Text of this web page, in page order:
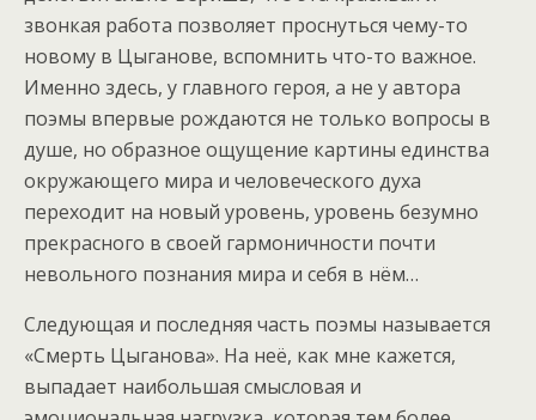
звонкая работа позволяет проснуться чему-то
новому в Цыганове, вспомнить что-то важное.
Именно здесь, у главного героя, а не у автора
поэмы впервые рождаются не только вопросы в
душе, но образное ощущение картины единства
окружающего мира и человеческого духа
переходит на новый уровень, уровень безумно
прекрасного в своей гармоничности почти
невольного познания мира и себя в нём…
Следующая и последняя часть поэмы называется
«Смерть Цыганова». На неё, как мне кажется,
выпадает наибольшая смысловая и